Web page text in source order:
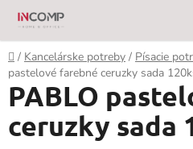
Prejsť
obsah
Domov
/ Kancelárske potreby / Písacie
pastelové farebné ceruzky sada
PABLO
ceruzky sada